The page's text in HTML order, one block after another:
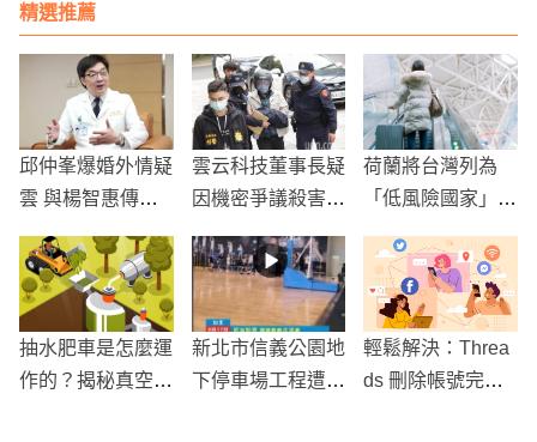
精選推薦
邱仲峯爆婚外情疑
雲 與楊智惠傳緋
雲云科技董事長疑
因機密爭議殺害技
押庭！
荷蘭將台灣列為
「低風險國家」
報告皆免
抽水肥車是怎麼運
作的？揭秘真空抽
新北市信義公園地
下停車場工程遭質
輕鬆解決：Threa
ds 刪除帳號完整